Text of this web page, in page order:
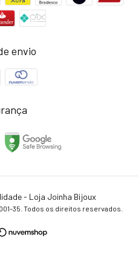
envio
- Loja Joinha Bijoux
35. Todos os direitos reservados.